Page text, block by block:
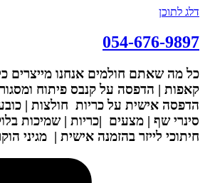
דלג לתוכן
054-676-9897
כל מה שאתם חולמים אנחנו מייצרים
קאפות | הדפסה על קנבס פיתוח
הדפסה אישית על כריות חולצות |
סינרי שף | מצעים |כריות | שמיכות
חיתוכי לייזר בהזמנה אישית | מגיני